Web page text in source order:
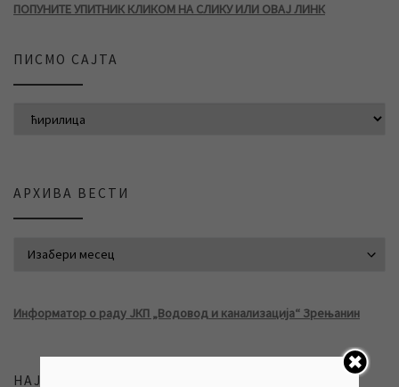
ПОПУНИТЕ УПИТНИК КЛИКОМ НА СЛИКУ ИЛИ ОВАЈ ЛИНК
ПИСМО САЈТА
АРХИВА ВЕСТИ
Информатор о раду ЈКП „Водовод и канализација“ Зрењанин
НАЈНОВИЈЕ ВЕСТИ